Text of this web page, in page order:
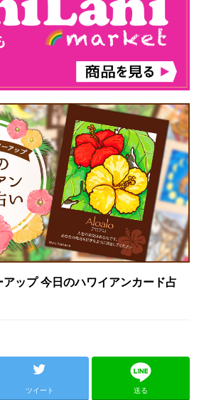
ップ 今日のハワイアンカード占
ツイート 送る